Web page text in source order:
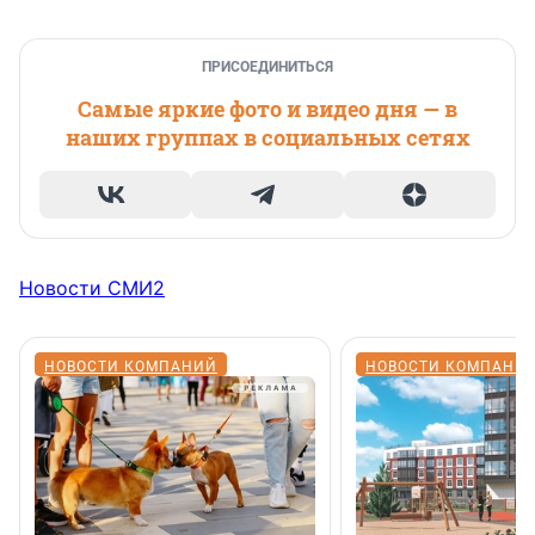
ПРИСОЕДИНИТЬСЯ
Самые яркие фото и видео дня — в
наших группах в социальных сетях
Новости СМИ2
НОВОСТИ КОМПАНИЙ НОВОСТИ